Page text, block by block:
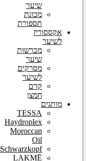
שיער
מכונת
תספורת
אקססוריז
לשיער
מברשות
שיער
מסרקים
לשיער
קרם
חמצן
מותגים
TESSA
Haydroplex
Moroccan
Oil
Schwarzkopf
LAKMĒ